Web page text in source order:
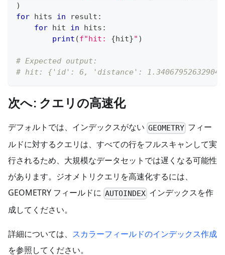
)
for hits in result :
for hit in hits :
print (f"hit: {hit}" )
# Expected output:
# hit: {'id': 6, 'distance':
次へ: クエリの高速化
デフォルトでは、インデックスがない GEOMETRY フィー
ルドに対するクエリは、すべての行をフルスキャンして実
行されるため、大規模なデータセットでは遅くなる可能性
があります。ジオメトリクエリを高速化するには、
GEOMETRY フィールドに AUTOINDEX インデックスを作
成してください。
詳細については、 スカラーフィールドのインデックス作成
を参照してください。